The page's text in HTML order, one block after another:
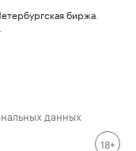
биржа
данных
18+